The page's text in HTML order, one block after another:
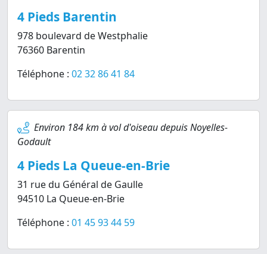
4 Pieds Barentin
978 boulevard de Westphalie
76360 Barentin
Téléphone : 02 32 86 41 84
Environ 184 km à vol d'oiseau depuis Noyelles-
Godault
4 Pieds La Queue-en-Brie
31 rue du Général de Gaulle
94510 La Queue-en-Brie
Téléphone : 01 45 93 44 59